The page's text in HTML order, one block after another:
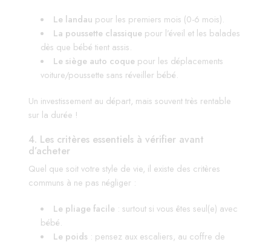
Le landau pour les premiers mois (0-6 mois).
La poussette classiquepour l’éveil et les balades
dès que bébé tient assis.
Le siège auto coquepour les déplacements
voiture/poussette sans réveiller bébé.
Un investissement au départ, mais souvent très rentable
sur la durée !
4. Les critères essentiels à vérifier avant
d’acheter
Quel que soit votre style de vie, il existe des critères
communs à ne pas négliger :
Le pliage facile: surtout si vous êtes seul(e) avec
bébé.
Le poids : pensez aux escaliers, au coffre de